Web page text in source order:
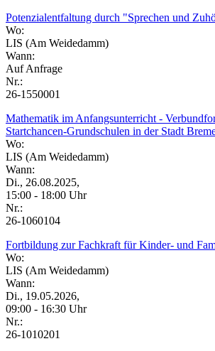
Potenzialentfaltung durch "Sprechen und
Wo:
LIS (Am Weidedamm)
Wann:
Auf Anfrage
Nr.:
26-1550001
Mathematik im Anfangsunterricht -
Startchancen-Grundschulen in der Stadt
Wo:
LIS (Am Weidedamm)
Wann:
Di., 26.08.2025,
15:00 - 18:00 Uhr
Nr.:
26-1060104
Fortbildung zur Fachkraft für Kinder- und
Wo:
LIS (Am Weidedamm)
Wann:
Di., 19.05.2026,
09:00 - 16:30 Uhr
Nr.:
26-1010201